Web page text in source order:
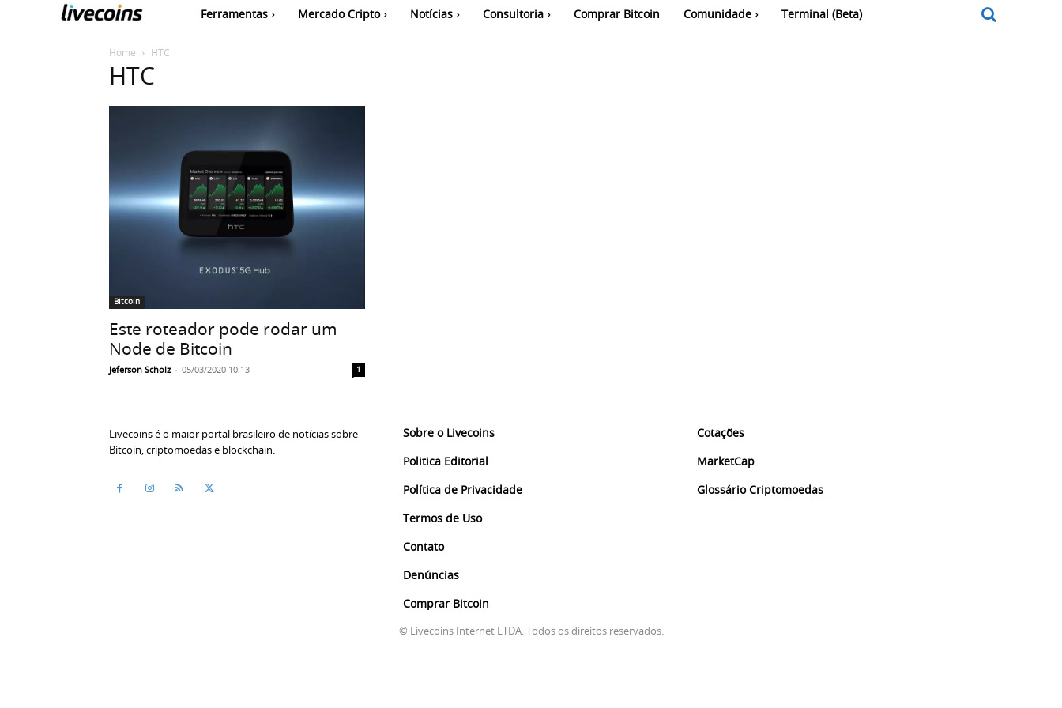
Ferramentas Mercado Cripto Notícias Consultoria Comprar Bitcoin Comunidade Terminal (Beta)
Home HTC
HTC
Bitcoin
Este roteador pode rodar um
Node de Bitcoin
Jeferson Scholz - 05/03/2020 10:13 1
Livecoins é o maior portal brasileiro de notícias sobre
Bitcoin, criptomoedas e blockchain.
Sobre o Livecoins
Politica Editorial
Política de Privacidade
Termos de Uso
Contato
Denúncias
Comprar Bitcoin
Cotações
MarketCap
Glossário Criptomoedas
© Livecoins Internet LTDA. Todos os direitos reservados.